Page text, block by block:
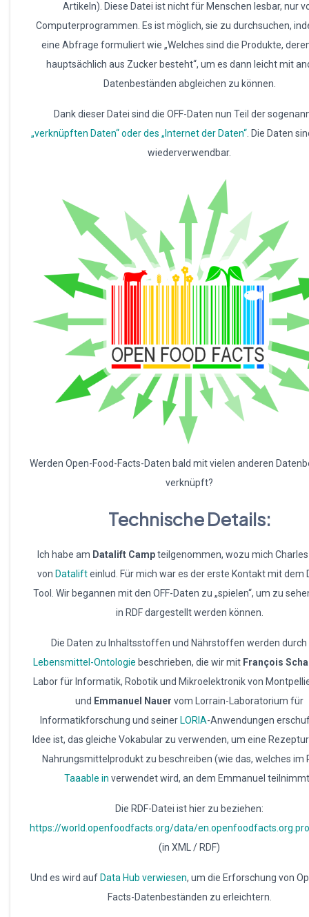
Artikeln). Diese Datei ist nicht für Menschen lesbar, nur
Computerprogrammen. Es ist möglich, sie zu durchsuchen,
eine Abfrage formuliert wie „Welches sind die Produkte,
hauptsächlich aus Zucker besteht“, um es dann leicht mit
Datenbeständen abgleichen zu können.
Dank dieser Datei sind die OFF-Daten nun Teil der
„verknüpften Daten“ oder des „Internet der Daten“ . Die Daten
wiederverwendbar.
Werden Open-Food-Facts-Daten bald mit vielen anderen
verknüpft?
Technische Details:
Ich habe am Datalift Campteilgenommen, wozu mich
von Datalifteinlud. Für mich war es der erste Kontakt mit dem
Tool. Wir begannen mit den OFF-Daten zu „spielen“, um zu
in RDF dargestellt werden können.
Die Daten zu Inhaltsstoffen und Nährstoffen werden durch
Lebensmittel-Ontologie beschrieben, die wir mit François
Labor für Informatik, Robotik und Mikroelektronik von
und Emmanuel Nauer vom Lorrain-Laboratorium für
Informatikforschung und seiner LORIA-Anwendungen
Idee ist, das gleiche Vokabular zu verwenden, um eine
Nahrungsmittelprodukt zu beschreiben (wie das, welches im
Taaable in verwendet wird, an dem Emmanuel
Die RDF-Datei ist hier zu beziehen:
https://world.openfoodfacts.org/data/
(in XML / RDF)
Und es wird auf Data Hub verwiesen, um die Erforschung von
Facts-Datenbeständen zu erleichtern.